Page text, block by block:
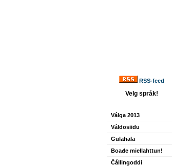
RSS-feed
Velg språk!
Válga 2013
Váldosiidu
Gulahala
Boađe miellahttun!
Čállingoddi